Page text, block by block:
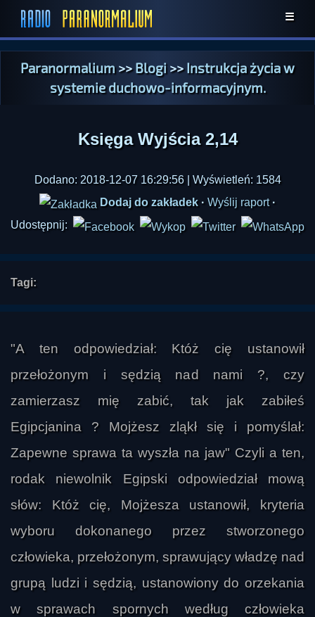
☰
Paranormalium>>Blogi>>Instrukcja życia w
systemie duchowo-informacyjnym.
Księga Wyjścia 2,14
Dodano: 2018-12-07 16:29:56 | Wyświetleń: 1584
Dodaj do zakładek · Wyślij raport ·
Udostępnij:
Tagi:
"A ten odpowiedział: Któż cię ustanowił
przełożonym i sędzią nad nami ?, czy
zamierzasz mię zabić, tak jak zabiłeś
Egipcjanina ? Mojżesz zląkł się i pomyślał:
Zapewne sprawa ta wyszła na jaw" Czyli a ten,
rodak niewolnik Egipski odpowiedział mową
słów: Któż cię, Mojżesza ustanowił, kryteria
wyboru dokonanego przez stworzonego
człowieka, przełożonym, sprawujący władzę nad
grupą ludzi i sędzią, ustanowiony do orzekania
w sprawach spornych według człowieka